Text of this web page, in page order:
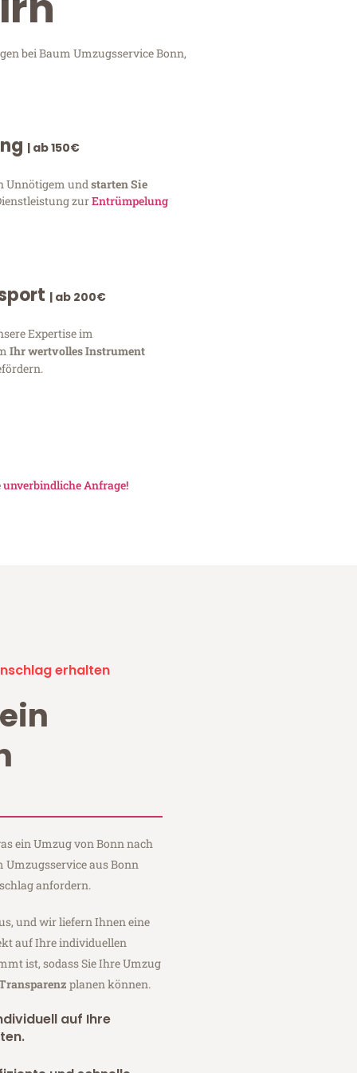
bei Baum Umzugsservice Bonn,
| ab 150€
Unnötigem und starten Sie
zurEntrümpelung
| ab 200€
Expertise im
Ihr wertvolles Instrument
unverbindliche Anfrage!
erhalten
ein Umzug von Bonn nach
Umzugsservice aus Bonn
anfordern.
und wir liefern Ihnen eine
auf Ihre individuellen
ist, sodass Sie Ihre Umzug
planen können.
auf Ihre